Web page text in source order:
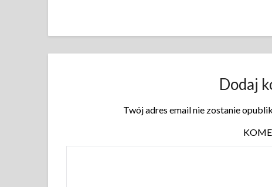
Dodaj
Twój adres email nie zostanie